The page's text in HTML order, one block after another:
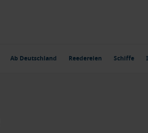
Ab Deutschland Reedereien Schiffe